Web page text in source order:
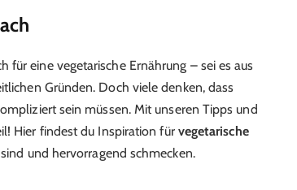
für eine vegetarische Ernährung – sei es aus
Gründen. Doch viele denken, dass
sein müssen. Mit unseren Tipps und
Hier findest du Inspiration für vegetarische
und hervorragend schmecken.